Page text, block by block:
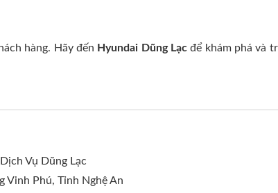
hàng. Hãy đến Hyundai Dũng Lạcđể khám phá và
Vụ Dũng Lạc
Vinh Phú, Tỉnh Nghệ An